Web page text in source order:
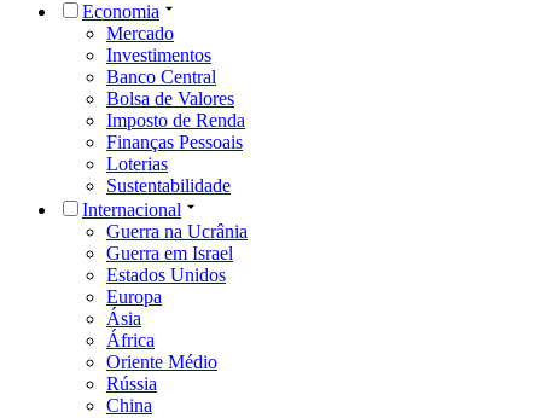
Economia
Mercado
Investimentos
Banco Central
Bolsa de Valores
Imposto de Renda
Finanças Pessoais
Loterias
Sustentabilidade
Internacional
Guerra na Ucrânia
Guerra em Israel
Estados Unidos
Europa
Ásia
África
Oriente Médio
Rússia
China